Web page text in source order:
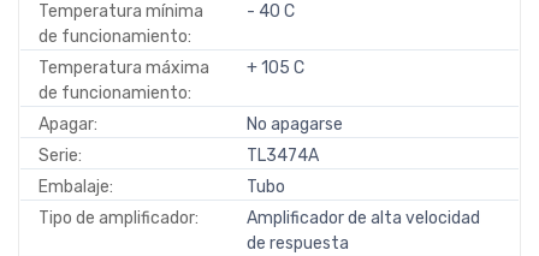
Temperatura mínima
de funcionamiento:
- 40 C
Temperatura máxima
de funcionamiento:
+ 105 C
Apagar:
No apagarse
Serie:
TL3474A
Embalaje:
Tubo
Tipo de amplificador:
Amplificador de alta velocidad
de respuesta